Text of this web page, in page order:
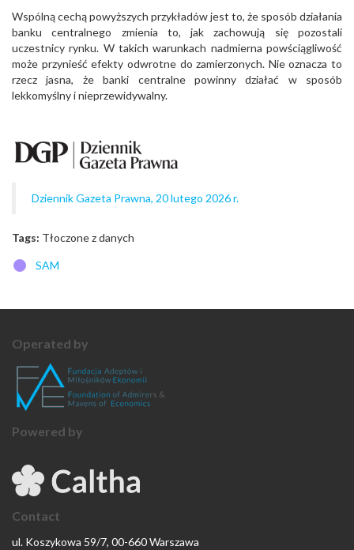
Wspólną cechą powyższych przykładów jest to, że sposób działania
banku centralnego zmienia to, jak zachowują się pozostali
uczestnicy rynku. W takich warunkach nadmierna powściągliwość
może przynieść efekty odwrotne do zamierzonych. Nie oznacza to
rzecz jasna, że banki centralne powinny działać w sposób
lekkomyślny i nieprzewidywalny.
Dziennik Gazeta Prawna, 20 lutego 2026 r.
Tags: Tłoczone z danych
SAM
Operated by
Powered by
Contact
ul. Koszykowa 59/7, 00-660 Warszawa